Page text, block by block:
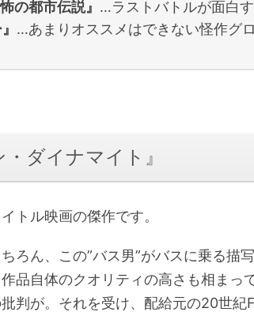
の都市伝説』 …ラストバトルが面白
…あまりオススメはできない怪作グ
ダイナマイト』
トル映画の傑作です。
ろん、この”バス男”がバスに乗る描
品自体のクオリティの高さも相まっ
批判が。それを受け、配給元の20世紀